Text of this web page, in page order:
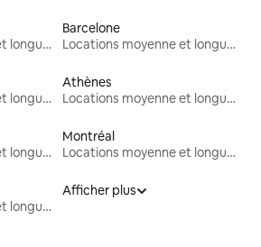
Locations moyenne et longue durée
Barcelone
Locations moyenne et longue durée
Locations moyenne et longue durée
Athènes
Locations moyenne et longue durée
Locations moyenne et longue durée
Montréal
Locations moyenne et longue durée
Locations moyenne et longue durée
Afficher plus